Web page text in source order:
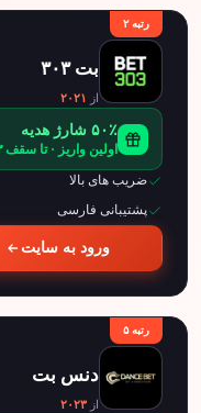
رتبه ۲
بت ۳۰۳
از ۲۰۲۱
۵۰٪ شارژ هدیه
اولین واریز · تا سقف ۳ میلیون تومان
ضریب های بالا
پشتیبانی فارسی
ورود به سایت
رتبه ۵
دنس بت
از۲۰۲۳